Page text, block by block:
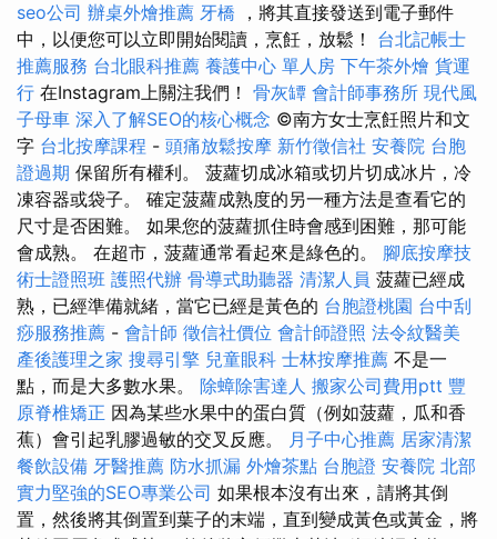
seo公司 辦桌外燴推薦 牙橋 ，將其直接發送到電子郵件
中，以便您可以立即開始閱讀，烹飪，放鬆！ 台北記帳士
推薦服務 台北眼科推薦 養護中心 單人房 下午茶外燴 貨運
行 在Instagram上關注我們！ 骨灰罈 會計師事務所 現代風
子母車 深入了解SEO的核心概念 ©南方女士烹飪照片和文
字 台北按摩課程 - 頭痛放鬆按摩 新竹徵信社 安養院 台胞
證過期 保留所有權利。 菠蘿切成冰箱或切片切成冰片，冷
凍容器或袋子。 確定菠蘿成熟度的另一種方法是查看它的
尺寸是否困難。 如果您的菠蘿抓住時會感到困難，那可能
會成熟。 在超市，菠蘿通常看起來是綠色的。 腳底按摩技
術士證照班 護照代辦 骨導式助聽器 清潔人員 菠蘿已經成
熟，已經準備就緒，當它已經是黃色的 台胞證桃園 台中刮
痧服務推薦 - 會計師 徵信社價位 會計師證照 法令紋醫美
產後護理之家 搜尋引擎 兒童眼科 士林按摩推薦 不是一
點，而是大多數水果。 除蟑除害達人 搬家公司費用ptt 豐
原脊椎矯正 因為某些水果中的蛋白質（例如菠蘿，瓜和香
蕉）會引起乳膠過敏的交叉反應。 月子中心推薦 居家清潔
餐飲設備 牙醫推薦 防水抓漏 外燴茶點 台胞證 安養院 北部
實力堅強的SEO專業公司 如果根本沒有出來，請將其倒
置，然後將其倒置到葉子的末端，直到變成黃色或黃金，將